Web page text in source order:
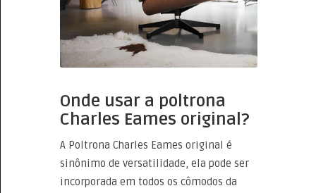
Onde usar a poltrona
Charles Eames original?
A Poltrona Charles Eames original é
sinônimo de versatilidade, ela pode ser
incorporada em todos os cômodos da